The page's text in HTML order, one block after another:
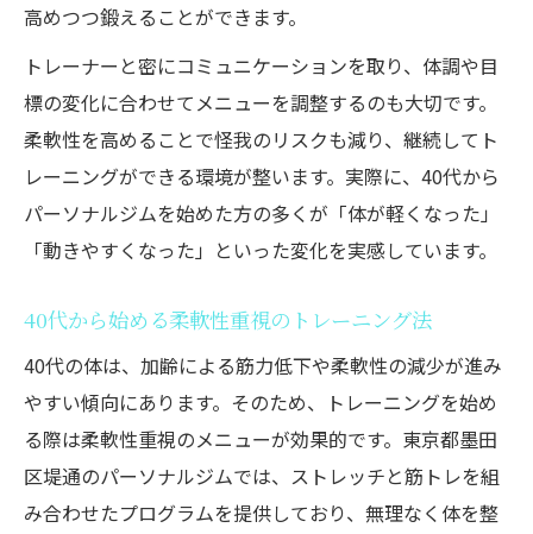
高めつつ鍛えることができます。
トレーナーと密にコミュニケーションを取り、体調や目
標の変化に合わせてメニューを調整するのも大切です。
柔軟性を高めることで怪我のリスクも減り、継続してト
レーニングができる環境が整います。実際に、40代から
パーソナルジムを始めた方の多くが「体が軽くなった」
「動きやすくなった」といった変化を実感しています。
40代から始める柔軟性重視のトレーニング法
40代の体は、加齢による筋力低下や柔軟性の減少が進み
やすい傾向にあります。そのため、トレーニングを始め
る際は柔軟性重視のメニューが効果的です。東京都墨田
区堤通のパーソナルジムでは、ストレッチと筋トレを組
み合わせたプログラムを提供しており、無理なく体を整